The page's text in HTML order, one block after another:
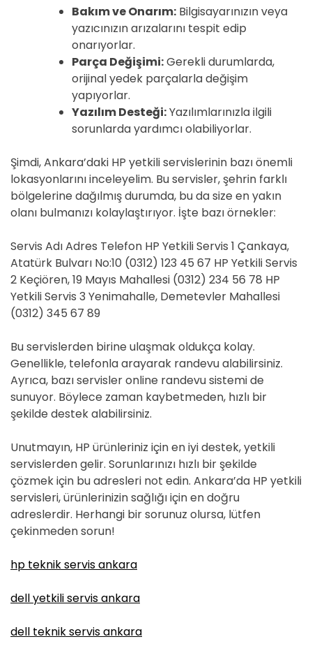
Bakım ve Onarım: Bilgisayarınızın veya
yazıcınızın arızalarını tespit edip
onarıyorlar.
Parça Değişimi:Gerekli durumlarda,
orijinal yedek parçalarla değişim
yapıyorlar.
Yazılım Desteği:Yazılımlarınızla ilgili
sorunlarda yardımcı olabiliyorlar.
Şimdi, Ankara’daki HP yetkili servislerinin bazı önemli
lokasyonlarını inceleyelim. Bu servisler, şehrin farklı
bölgelerine dağılmış durumda, bu da size en yakın
olanı bulmanızı kolaylaştırıyor. İşte bazı örnekler:
Servis Adı Adres Telefon HP Yetkili Servis 1 Çankaya,
Atatürk Bulvarı No:10 (0312) 123 45 67 HP Yetkili Servis
2 Keçiören, 19 Mayıs Mahallesi (0312) 234 56 78 HP
Yetkili Servis 3 Yenimahalle, Demetevler Mahallesi
(0312) 345 67 89
Bu servislerden birine ulaşmak oldukça kolay.
Genellikle, telefonla arayarak randevu alabilirsiniz.
Ayrıca, bazı servisler online randevu sistemi de
sunuyor. Böylece zaman kaybetmeden, hızlı bir
şekilde destek alabilirsiniz.
Unutmayın, HP ürünleriniz için en iyi destek, yetkili
servislerden gelir. Sorunlarınızı hızlı bir şekilde
çözmek için bu adresleri not edin. Ankara’da HP yetkili
servisleri, ürünlerinizin sağlığı için en doğru
adreslerdir. Herhangi bir sorunuz olursa, lütfen
çekinmeden sorun!
hp teknik servis ankara
dell yetkili servis ankara
dell teknik servis ankara